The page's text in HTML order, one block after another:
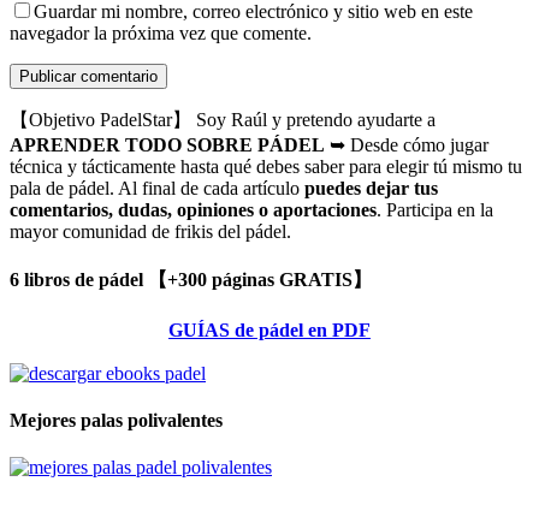
Guardar mi nombre, correo electrónico y sitio web en este
navegador la próxima vez que comente.
【Objetivo PadelStar】 Soy Raúl y pretendo ayudarte a
APRENDER TODO SOBRE PÁDEL ➥ Desde cómo jugar
técnica y tácticamente hasta qué debes saber para elegir tú mismo tu
pala de pádel. Al final de cada artículo puedes dejar tus
comentarios, dudas, opiniones o aportaciones. Participa en la
mayor comunidad de frikis del pádel.
6 libros de pádel 【+300 páginas GRATIS】
GUÍAS de pádel en PDF
Mejores palas polivalentes